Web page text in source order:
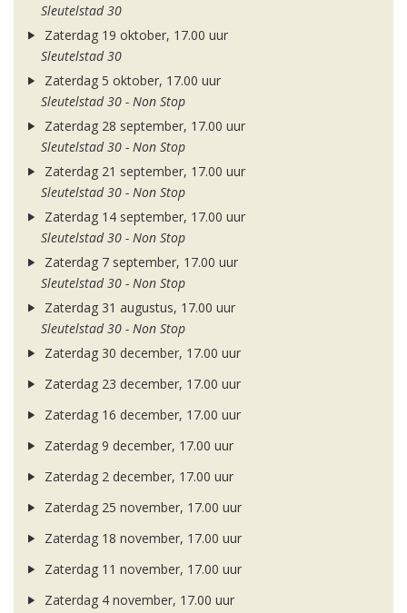
Sleutelstad 30
Zaterdag 19 oktober, 17.00 uur
Sleutelstad 30
Zaterdag 5 oktober, 17.00 uur
Sleutelstad 30 - Non Stop
Zaterdag 28 september, 17.00 uur
Sleutelstad 30 - Non Stop
Zaterdag 21 september, 17.00 uur
Sleutelstad 30 - Non Stop
Zaterdag 14 september, 17.00 uur
Sleutelstad 30 - Non Stop
Zaterdag 7 september, 17.00 uur
Sleutelstad 30 - Non Stop
Zaterdag 31 augustus, 17.00 uur
Sleutelstad 30 - Non Stop
Zaterdag 30 december, 17.00 uur
Zaterdag 23 december, 17.00 uur
Zaterdag 16 december, 17.00 uur
Zaterdag 9 december, 17.00 uur
Zaterdag 2 december, 17.00 uur
Zaterdag 25 november, 17.00 uur
Zaterdag 18 november, 17.00 uur
Zaterdag 11 november, 17.00 uur
Zaterdag 4 november, 17.00 uur